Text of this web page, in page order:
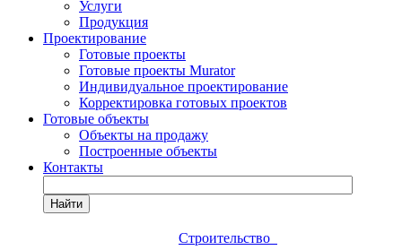
Услуги
Продукция
Проектирование
Готовые проекты
Готовые проекты Murator
Индивидуальное проектирование
Корректировка готовых проектов
Готовые объекты
Объекты на продажу
Построенные объекты
Контакты
Найти
Строительство